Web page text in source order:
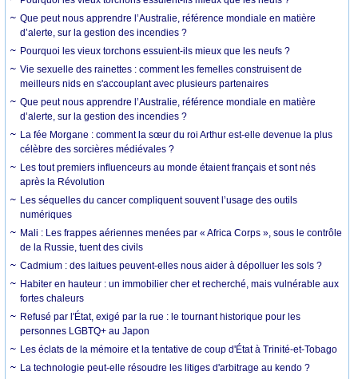
Que peut nous apprendre l’Australie, référence mondiale en matière
d’alerte, sur la gestion des incendies ?
Pourquoi les vieux torchons essuient-ils mieux que les neufs ?
Vie sexuelle des rainettes : comment les femelles construisent de
meilleurs nids en s'accouplant avec plusieurs partenaires
Que peut nous apprendre l’Australie, référence mondiale en matière
d’alerte, sur la gestion des incendies ?
La fée Morgane : comment la sœur du roi Arthur est-elle devenue la plus
célèbre des sorcières médiévales ?
Les tout premiers influenceurs au monde étaient français et sont nés
après la Révolution
Les séquelles du cancer compliquent souvent l’usage des outils
numériques
Mali : Les frappes aériennes menées par « Africa Corps », sous le contrôle
de la Russie, tuent des civils
Cadmium : des laitues peuvent-elles nous aider à dépolluer les sols ?
Habiter en hauteur : un immobilier cher et recherché, mais vulnérable aux
fortes chaleurs
Refusé par l'État, exigé par la rue : le tournant historique pour les
personnes LGBTQ+ au Japon
Les éclats de la mémoire et la tentative de coup d'État à Trinité-et-Tobago
La technologie peut-elle résoudre les litiges d'arbitrage au kendo ?